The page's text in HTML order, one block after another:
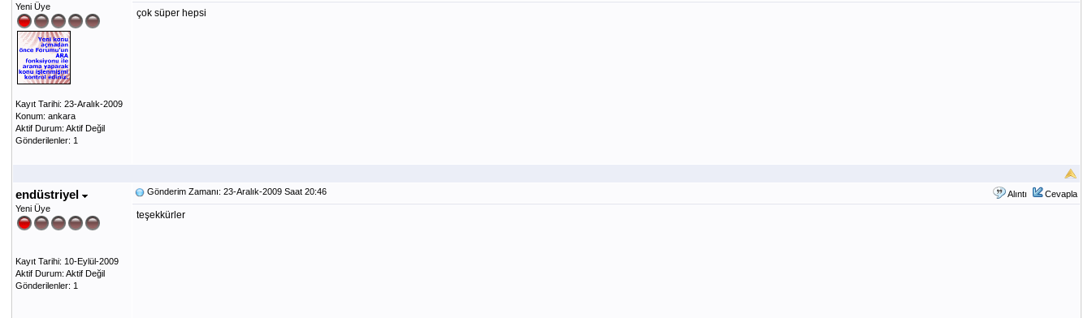
Yeni Üye
Kayıt Tarihi: 23-Aralık-2009
Konum: ankara
Aktif Durum: Aktif Değil
Gönderilenler: 1
çok süper hepsi
endüstriyel
Yeni Üye
Kayıt Tarihi: 10-Eylül-2009
Aktif Durum: Aktif Değil
Gönderilenler: 1
Alıntı Cevapla
Gönderim Zamanı: 23-Aralık-2009 Saat 20:46
teşekkürler